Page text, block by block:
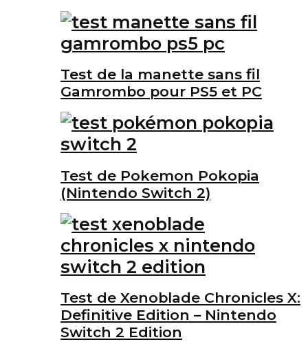
Test de la manette sans fil
Gamrombo pour PS5 et PC
Test de Pokemon Pokopia
(Nintendo Switch 2)
Test de Xenoblade Chronicles X:
Definitive Edition – Nintendo
Switch 2 Edition